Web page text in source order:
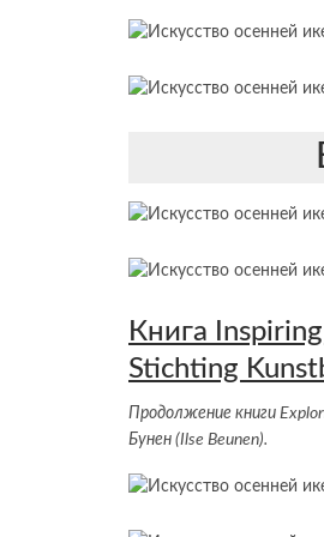
Книга
Stichting
Продолжение книги
Бунен (Ilse Beunen).